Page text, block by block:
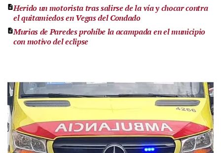
Herido un motorista tras salirse de la vía y chocar contra
el quitamiedos en Vegas del Condado
Murias de Paredes prohíbe la acampada en el municipio
con motivo del eclipse